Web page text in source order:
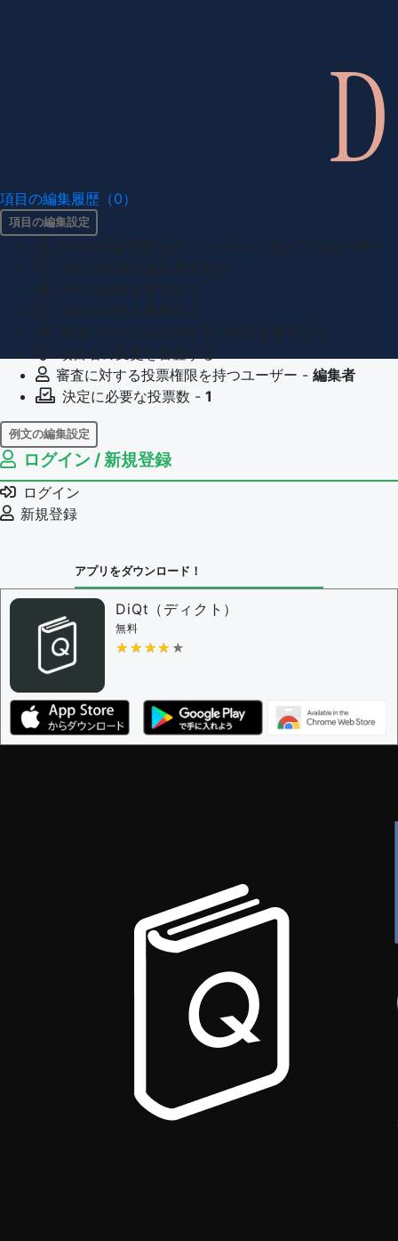
項目の編集履歴（0）
項目の編集設定
審査に対する投票権限を持つユーザー - 編集者
決定に必要な投票数 - 1
例文の編集設定
例文の編集権限を持つユーザー -
例文の削除を審査する
審査に対する投票権限を持つユーザー -
決定に必要な投票数 -
問題の編集権限を持つユーザー -すべてのユーザー
審査に対する投票権限を持つユーザー -
決定に必要な投票数 -
編集ガイドライン
ログイン / 新規登録
ログイン
新規登録
アプリをダウンロード！
DiQt（ディクト）
無料
★★★★★
★★★★★